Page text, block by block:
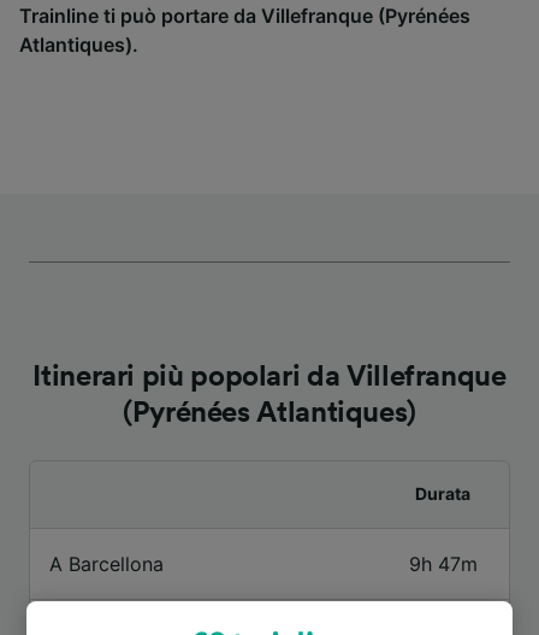
Trainline ti può portare da Villefranque (Pyrénées
Atlantiques).
Itinerari più popolari da Villefranque
(Pyrénées Atlantiques)
Durata
A Barcellona 9h 47m